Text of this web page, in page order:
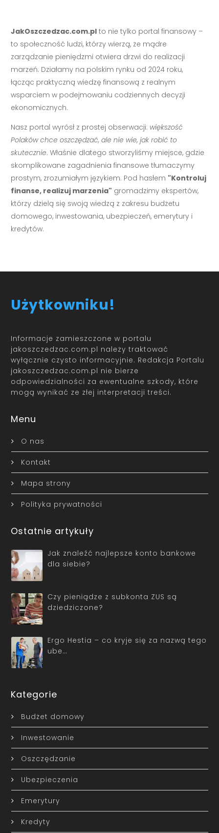
JakOszczedzac.com.pl to nie tylko portal finansowy –
to społeczność ludzi, którzy wierzą, że mądre
zarządzanie pieniędzmi otwiera drzwi do realizacji
marzeń. Działamy na polskim rynku od 2024 roku,
łącząc praktyczną wiedzę finansową z realnym
wsparciem w podejmowaniu codziennych decyzji
ekonomicznych.
Nasz portal wyrósł z prostej obserwacji: większość
Polaków chce oszczędzać, ale nie wie, jak robić to
skutecznie. Właśnie dlatego stworzyliśmy miejsce, gdzie
skomplikowane zagadnienia finansowe tłumaczymy
prostym, zrozumiałym językiem. Pod hasłem "Kontroluj
finanse, realizuj marzenia" gromadzimy ekspertów,
którzy dzielą się swoją wiedzą z zakresu budżetu
domowego, inwestowania, ubezpieczeń, emerytury i
kredytów.
Użytkowniku!
Informacje zamieszczone w portalu
jakoszczedzac.com.pl należy traktować
wyłącznie czysto informacyjnie. Redakcja Portalu
jakoszczedzac.com.pl nie bierze
odpowiedzialności za ewentualne szkody, które
mogą wynikać ze złej interpretacji treści.
Menu
O nas
Kontakt
Mapa strony
Polityka prywatności
Ostatnie artykuły
Jak znaleźć najlepsze konto bankowe
dla siebie?
Czy pieniądze z subkonta ZUS są
dziedziczone?
Ergo Hestia – co kryje się za nazwą tego
ube…
Kategorie
Budżet domowy
Inwestowanie
Oszczędzanie
Ubezpieczenia
Emerytury
Kredyty